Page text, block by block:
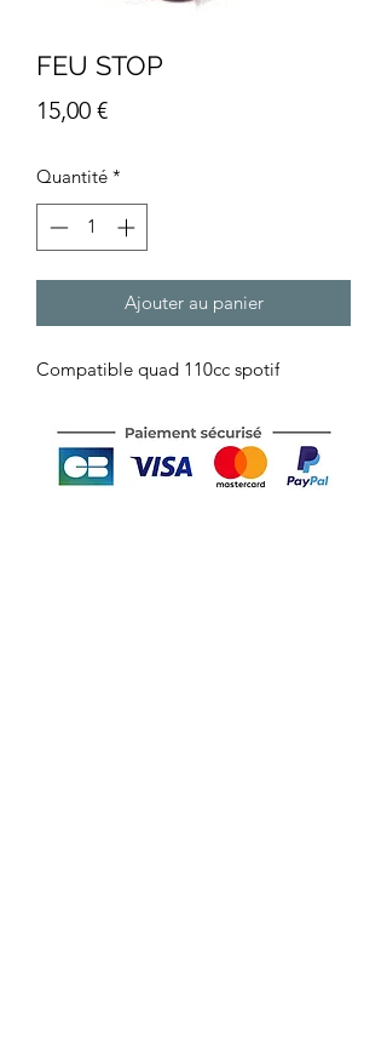
FEU STOP
15,00 €Prix
Quantité *
Ajouter au panier
Compatible quad 110cc spotif